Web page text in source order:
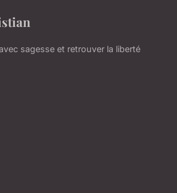
sagesse et retrouver la liberté